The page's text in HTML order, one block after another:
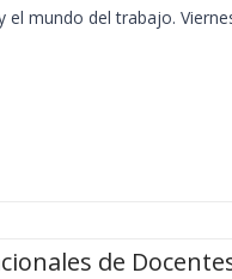
mundo del trabajo.
de